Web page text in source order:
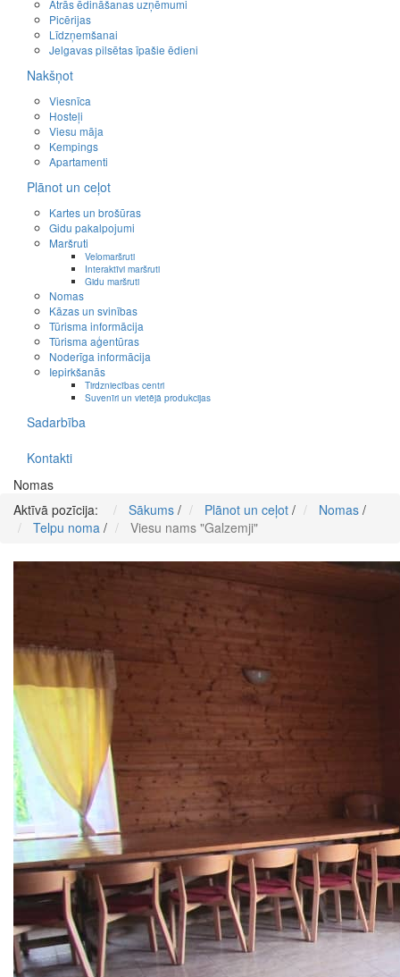
Ātrās ēdināšanas uzņēmumi
Picērijas
Līdzņemšanai
Jelgavas pilsētas īpašie ēdieni
Nakšņot
Viesnīca
Hosteļi
Viesu māja
Kempings
Apartamenti
Plānot un ceļot
Kartes un brošūras
Gidu pakalpojumi
Maršruti
Velomaršruti
Interaktīvi maršruti
Gidu maršruti
Nomas
Kāzas un svinības
Tūrisma informācija
Tūrisma aģentūras
Noderīga informācija
Iepirkšanās
Tirdzniecības centri
Suvenīri un vietējā produkcijas
Sadarbība
Kontakti
Nomas
Aktīvā pozīcija:
Sākums / Plānot un ceļot / Nomas /
Telpu noma / Viesu nams "Galzemji"